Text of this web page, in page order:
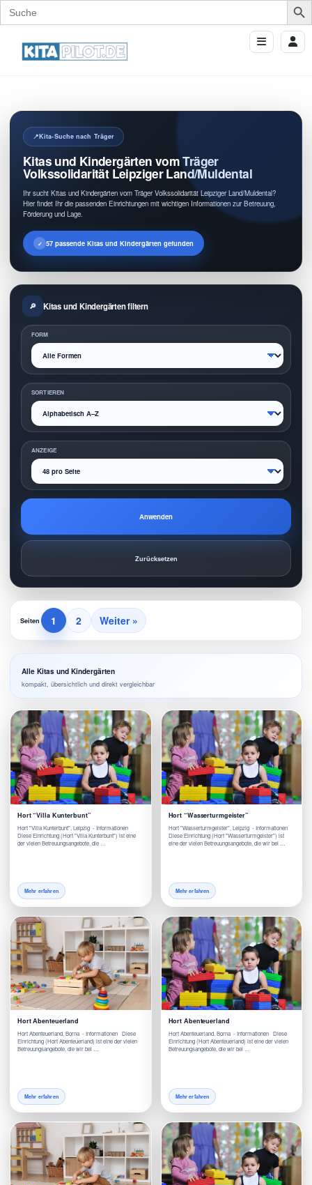
Search
for:
Kita-Suche nach Träger
Kitas und Kindergärten vom Träger
Volkssolidarität Leipziger Land/Muldental
Ihr sucht Kitas und Kindergärten vom Träger Volkssolidarität Leipziger Land/Muldental?
Hier findet Ihr die passenden Einrichtungen mit wichtigen Informationen zur Betreuung,
Förderung und Lage.
57 passende Kitas und Kindergärten gefunden
Kitas und Kindergärten filtern
FORM
SORTIEREN
ANZEIGE
Anwenden
Zurücksetzen
Seiten 1 2 Weiter »
Alle Kitas und Kindergärten
kompakt, übersichtlich und direkt vergleichbar
Hort “Villa Kunterbunt”
Hort "Villa Kunterbunt", Leipzig - Informationen
Diese Einrichtung (Hort "Villa Kunterbunt") ist eine
der vielen Betreuungsangebote, die …
Mehr erfahren
Hort “Wasserturmgeister”
Hort "Wasserturmgeister", Leipzig - Informationen
Diese Einrichtung (Hort "Wasserturmgeister") ist
eine der vielen Betreuungsangebote, die wir bei …
Mehr erfahren
Hort Abenteuerland
Hort Abenteuerland, Borna - Informationen Diese
Einrichtung (Hort Abenteuerland) ist eine der vielen
Betreuungsangebote, die wir bei …
Mehr erfahren
Hort Abenteuerland
Hort Abenteuerland, Borna - Informationen Diese
Einrichtung (Hort Abenteuerland) ist eine der vielen
Betreuungsangebote, die wir bei …
Mehr erfahren